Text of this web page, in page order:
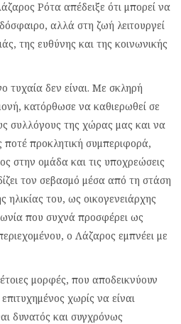
Ρότα απέδειξε ότι μπορεί να
αλλά στη ζωή λειτουργεί
της ευθύνης και της κοινωνικής
τυχαία δεν είναι. Με σκληρή
κατόρθωσε να καθιερωθεί σε
συλλόγους της χώρας μας και να
προκλητική συμπεριφορά,
στην ομάδα και τις υποχρεώσεις
τον σεβασμό μέσα από τη στάση
του, ως οικογενειάρχης
που συχνά προσφέρει ως
ο Λάζαρος εμπνέει με
μορφές, που αποδεικνύουν
χωρίς να είναι
δυνατός και συγχρόνως